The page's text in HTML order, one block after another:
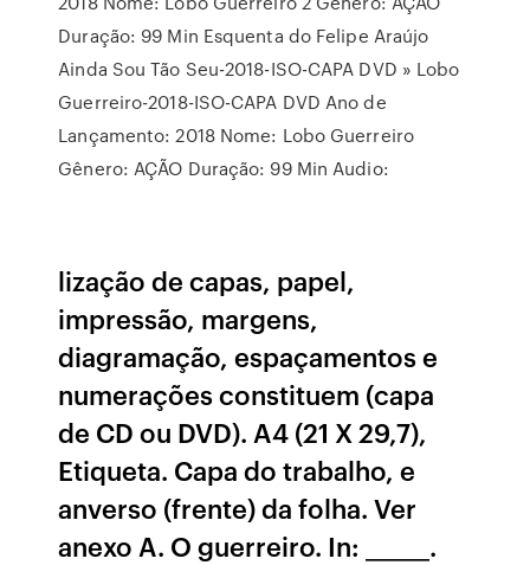
Duração: 99 Min Esquenta do Felipe Araújo
Ainda Sou Tão Seu-2018-ISO-CAPA DVD » Lobo
Guerreiro-2018-ISO-CAPA DVD Ano de
Lançamento: 2018 Nome: Lobo Guerreiro
Gênero: AÇÃO Duração: 99 Min Audio:
lização de capas, papel,
impressão, margens,
diagramação, espaçamentos e
numerações constituem (capa
de CD ou DVD). A4 (21 X 29,7),
Etiqueta. Capa do trabalho, e
anverso (frente) da folha. Ver
anexo A. O guerreiro. In: ______.